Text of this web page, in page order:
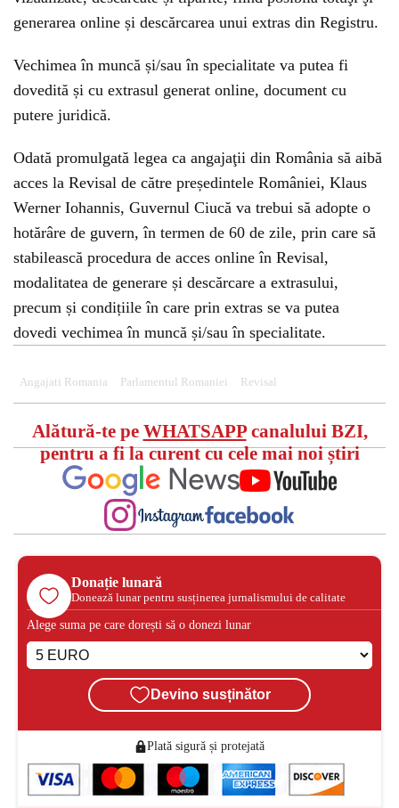
generarea online și descărcarea unui extras din Registru.
Vechimea în muncă și/sau în specialitate va putea fi
dovedită și cu extrasul generat online, document cu
putere juridică.
Odată promulgată legea ca angajaţii din România să aibă
acces la Revisal de către președintele României, Klaus
Werner Iohannis, Guvernul Ciucă va trebui să adopte o
hotărâre de guvern, în termen de 60 de zile, prin care să
stabilească procedura de acces online în Revisal,
modalitatea de generare și descărcare a extrasului,
precum și condițiile în care prin extras se va putea
dovedi vechimea în muncă și/sau în specialitate.
Angajati Romania Parlamentul Romaniei Revisal
Alătură-te pe WHATSAPPcanalului BZI,
pentru a fi la curent cu cele mai noi știri
Donație lunară
Donează lunar pentru susținerea jurnalismului de calitate
Alege suma pe care dorești să o donezi lunar
Devino susținător
Plată sigură și protejată